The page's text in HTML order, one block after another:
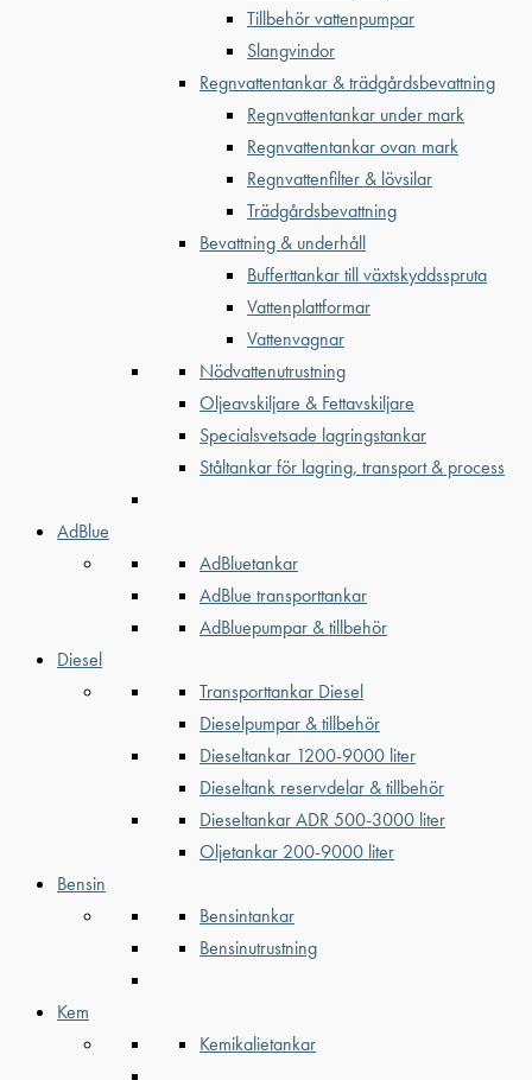
Tillbehör vattenpumpar
Slangvindor
Regnvattentankar & trädgårdsbevattning
Regnvattentankar under mark
Regnvattentankar ovan mark
Regnvattenfilter & lövsilar
Trädgårdsbevattning
Bevattning & underhåll
Bufferttankar till växtskyddsspruta
Vattenplattformar
Vattenvagnar
Nödvattenutrustning
Oljeavskiljare & Fettavskiljare
Specialsvetsade lagringstankar
Ståltankar för lagring, transport & process
AdBlue
AdBluetankar
AdBlue transporttankar
AdBluepumpar & tillbehör
Diesel
Transporttankar Diesel
Dieselpumpar & tillbehör
Dieseltankar 1200-9000 liter
Dieseltank reservdelar & tillbehör
Dieseltankar ADR 500-3000 liter
Oljetankar 200-9000 liter
Bensin
Bensintankar
Bensinutrustning
Kem
Kemikalietankar